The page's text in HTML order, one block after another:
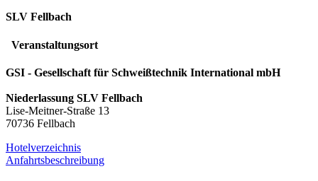
SLV Fellbach
Veranstaltungsort
GSI - Gesellschaft für Schweißtechnik International mbH
Niederlassung SLV Fellbach
Lise-Meitner-Straße 13
70736 Fellbach
Hotelverzeichnis
Anfahrtsbeschreibung